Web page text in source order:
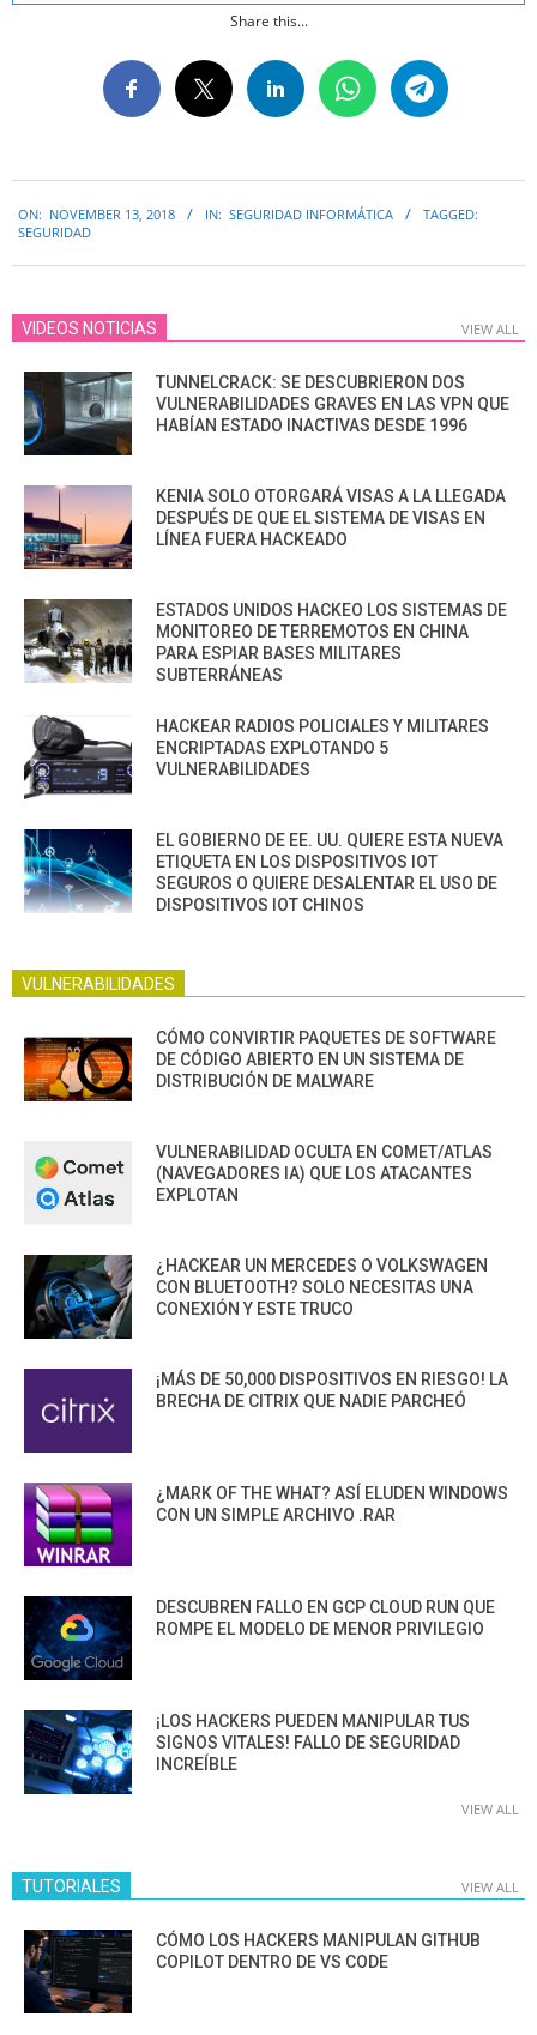
Share this...
11-
ON: NOVEMBER 13, 2018 IN: SEGURIDAD INFORMÁTICA
TAGGED:
SEGURIDAD
VIDEOS NOTICIAS VIEW ALL
TUNNELCRACK: SE DESCUBRIERON DOS
VULNERABILIDADES GRAVES EN LAS VPN QUE
HABÍAN ESTADO INACTIVAS DESDE 1996
KENIA SOLO OTORGARÁ VISAS A LA LLEGADA
DESPUÉS DE QUE EL SISTEMA DE VISAS EN
LÍNEA FUERA HACKEADO
ESTADOS UNIDOS HACKEO LOS SISTEMAS DE
MONITOREO DE TERREMOTOS EN CHINA
PARA ESPIAR BASES MILITARES
SUBTERRÁNEAS
HACKEAR RADIOS POLICIALES Y MILITARES
ENCRIPTADAS EXPLOTANDO 5
VULNERABILIDADES
EL GOBIERNO DE EE. UU. QUIERE ESTA NUEVA
ETIQUETA EN LOS DISPOSITIVOS IOT
SEGUROS O QUIERE DESALENTAR EL USO DE
DISPOSITIVOS IOT CHINOS
VULNERABILIDADES
CÓMO CONVIRTIR PAQUETES DE SOFTWARE
DE CÓDIGO ABIERTO EN UN SISTEMA DE
DISTRIBUCIÓN DE MALWARE
VULNERABILIDAD OCULTA EN COMET/ATLAS
(NAVEGADORES IA) QUE LOS ATACANTES
EXPLOTAN
¿HACKEAR UN MERCEDES O VOLKSWAGEN
CON BLUETOOTH? SOLO NECESITAS UNA
CONEXIÓN Y ESTE TRUCO
¡MÁS DE 50,000 DISPOSITIVOS EN RIESGO! LA
BRECHA DE CITRIX QUE NADIE PARCHEÓ
¿MARK OF THE WHAT? ASÍ ELUDEN WINDOWS
CON UN SIMPLE ARCHIVO .RAR
DESCUBREN FALLO EN GCP CLOUD RUN QUE
ROMPE EL MODELO DE MENOR PRIVILEGIO
¡LOS HACKERS PUEDEN MANIPULAR TUS
SIGNOS VITALES! FALLO DE SEGURIDAD
INCREÍBLE
VIEW ALL
TUTORIALES VIEW ALL
CÓMO LOS HACKERS MANIPULAN GITHUB
COPILOT DENTRO DE VS CODE